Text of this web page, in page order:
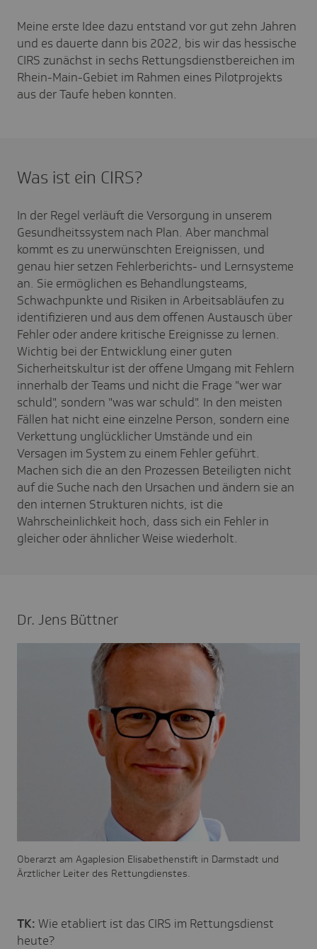
Meine erste Idee dazu entstand vor gut zehn Jahren
und es dauerte dann bis 2022, bis wir das hessische
CIRS zunächst in sechs Rettungsdienstbereichen im
Rhein-Main-Gebiet im Rahmen eines Pilotprojekts
aus der Taufe heben konnten.
Was ist ein CIRS?
In der Regel verläuft die Versorgung in unserem
Gesundheitssystem nach Plan. Aber manchmal
kommt es zu unerwünschten Ereignissen, und
genau hier setzen Fehlerberichts- und Lernsysteme
an. Sie ermöglichen es Behandlungsteams,
Schwachpunkte und Risiken in Arbeitsabläufen zu
identifizieren und aus dem offenen Austausch über
Fehler oder andere kritische Ereignisse zu lernen.
Wichtig bei der Entwicklung einer guten
Sicherheitskultur ist der offene Umgang mit Fehlern
innerhalb der Teams und nicht die Frage "wer war
schuld", sondern "was war schuld". In den meisten
Fällen hat nicht eine einzelne Person, sondern eine
Verkettung unglücklicher Umstände und ein
Versagen im System zu einem Fehler geführt.
Machen sich die an den Prozessen Beteiligten nicht
auf die Suche nach den Ursachen und ändern sie an
den internen Strukturen nichts, ist die
Wahrscheinlichkeit hoch, dass sich ein Fehler in
gleicher oder ähnlicher Weise wiederholt.
Dr. Jens Büttner
Oberarzt am Agaplesion Elisabethenstift in Darmstadt und
Ärztlicher Leiter des Rettungdienstes.
TK: Wie etabliert ist das CIRS im Rettungsdienst
heute?